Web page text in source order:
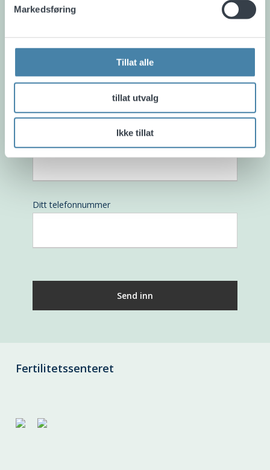
Markedsføring
Tillat alle
tillat utvalg
Ikke tillat
09-11 og 13-15.
Ditt telefonnummer
Fertilitetssenteret